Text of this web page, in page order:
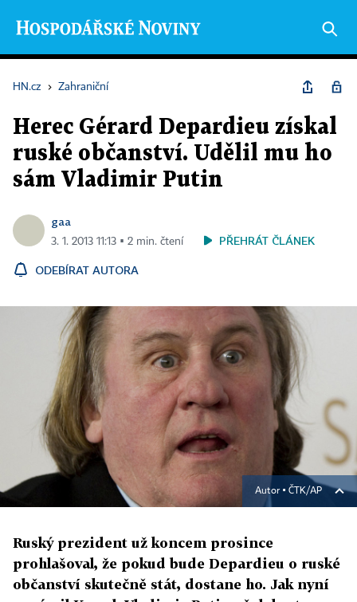
HN.cz › Zahraniční
Herec Gérard Depardieu získal
ruské občanství. Udělil mu ho
sám Vladimir Putin
gaa
3. 1. 2013 11:13 ▪ 2 min. čtení PŘEHRÁT ČLÁNEK
ODEBÍRAT AUTORA
Autor ▪ ČTK/AP
Ruský prezident už koncem prosince
prohlašoval, že pokud bude Depardieu o ruské
občanství skutečně stát, dostane ho. Jak nyní